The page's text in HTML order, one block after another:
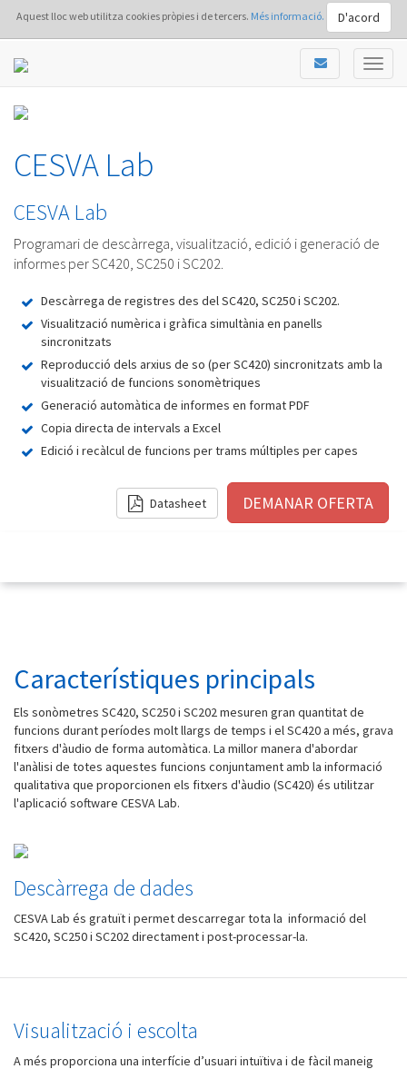
Aquest lloc web utilitza cookies pròpies i de tercers. Més informació. D'acord
CESVA Lab
CESVA Lab
Programari de descàrrega, visualització, edició i generació de
informes per SC420, SC250 i SC202.
Descàrrega de registres des del SC420, SC250 i SC202.
Visualització numèrica i gràfica simultània en panells
sincronitzats
Reproducció dels arxius de so (per SC420) sincronitzats amb la
visualització de funcions sonomètriques
Generació automàtica de informes en format PDF
Copia directa de intervals a Excel
Edició i recàlcul de funcions per trams múltiples per capes
Datasheet
Característiques principals
Els sonòmetres SC420, SC250 i SC202 mesuren gran quantitat de
funcions durant períodes molt llargs de temps i el SC420 a més, grava
fitxers d'àudio de forma automàtica. La millor manera d'abordar
l'anàlisi de totes aquestes funcions conjuntament amb la informació
qualitativa que proporcionen els fitxers d'àudio (SC420) és utilitzar
l'aplicació software CESVA Lab.
Descàrrega de dades
CESVA Lab és gratuït i permet descarregar tota la informació del
SC420, SC250 i SC202 directament i post-processar-la.
Visualització i escolta
A més proporciona una interfície d’usuari intuïtiva i de fàcil maneig